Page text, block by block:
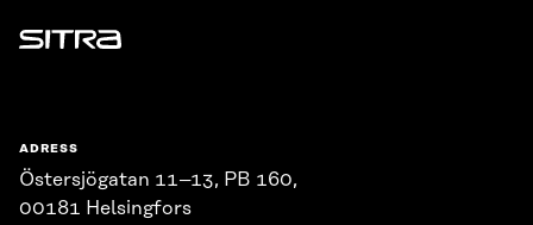
Sitra
ADRESS
Östersjögatan 11–13, PB 160,
00181 Helsingfors